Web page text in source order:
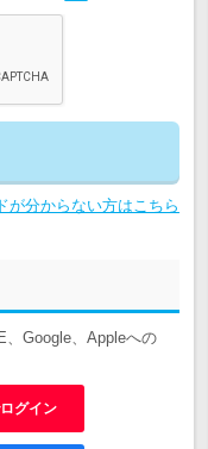
が分からない方はこちら
Google、Appleへの
グイン